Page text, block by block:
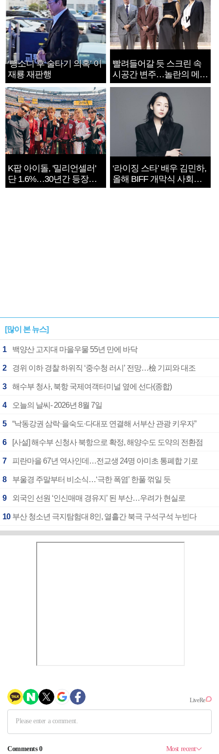
‘뺑소니 후 술타기 의혹’ 이
재룡 재판행
빨려들어갈 듯 스크린 속
시공간 변주…놀란의 메시
지는 ‘전쟁 속죄’
K팝 아이돌, '밀리언셀러'
단 1.6%…30년간 등장
1182개팀 전수조사
‘라이징 스타’ 배우 김민하,
올해 BIFF 개막식 사회자
확정
[많이 본 뉴스]
1 백양산 고지대 마을우물 55년 만에 바닥
2 경위 이하 경찰 하위직 ‘중수청 러시’ 전망…檢 기피와 대조
3 해수부 청사, 북항 국제여객터미널 옆에 선다(종합)
4 오늘의 날씨- 2026년 8월 7일
5 “낙동강권 삼락·을숙도·다대포 연결해 서부산 관광 키우자”
6 [사설] 해수부 신청사 북항으로 확정, 해양수도 도약의 전환점
7 피란마을 67년 역사인데…전교생 24명 아미초 통폐합 기로
8 부울경 주말부터 비소식…‘극한 폭염’ 한풀 꺾일 듯
9 외국인 선원 ‘인신매매 경유지’ 된 부산…우려가 현실로
10 부산 청소년 극지탐험대 8인, 열흘간 북극 구석구석 누빈다